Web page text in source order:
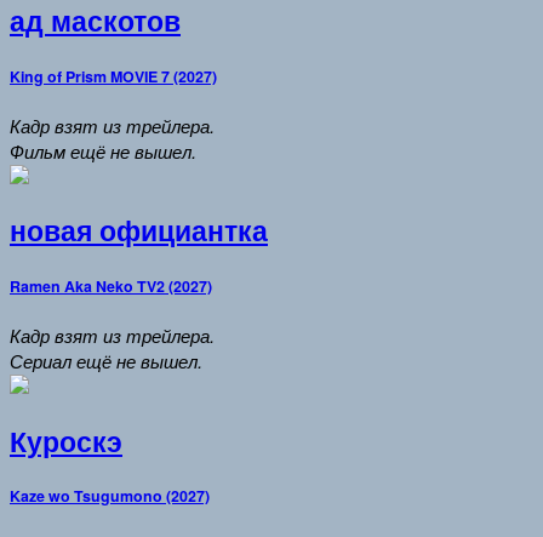
ад маскотов
King of Prism MOVIE 7 (2027)
Кадр взят из трейлера.
Фильм ещё не вышел.
новая официантка
Ramen Aka Neko TV2 (2027)
Кадр взят из трейлера.
Сериал ещё не вышел.
Куроскэ
Kaze wo Tsugumono (2027)